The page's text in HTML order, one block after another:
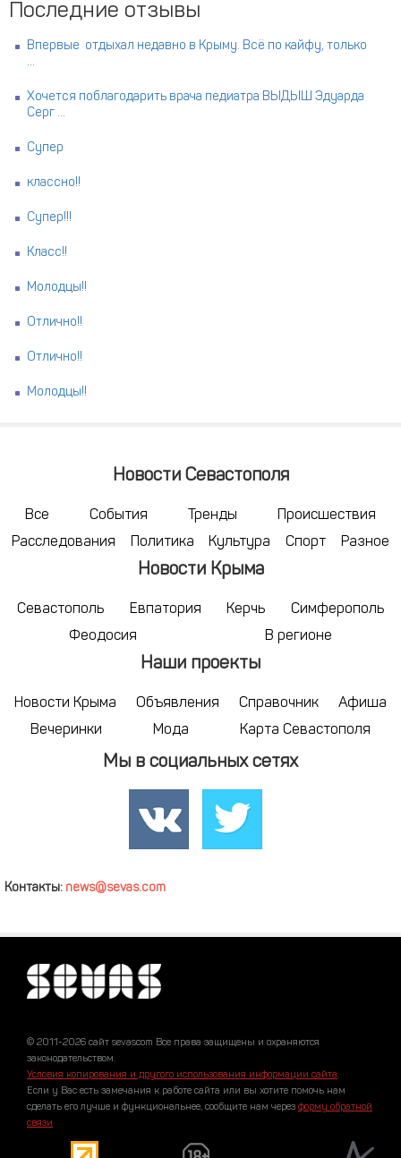
Последние отзывы
Впервые отдыхал недавно в Крыму. Всё по кайфу, только
...
Хочется поблагодарить врача педиатра ВЫДЫШ Эдуарда
Серг ...
Супер
классно!!
Супер!!!
Класс!!
Молодцы!!
Отлично!!
Отлично!!
Молодцы!!
Новости Севастополя
Все События Тренды
Происшествия
Расследования
Политика Культура Спорт Разное
Новости Крыма
Севастополь Евпатория Керчь
Симферополь
Феодосия
В регионе
Наши проекты
Новости Крыма Объявления Справочник
Афиша
Вечеринки
Мода Карта Севастополя
Мы в социальных сетях
Контакты: news@sevas.com
© 2011-2026 сайт sevascom Все права защищены и охраняются
законодательством.
Условия копирования и другого использования информации сайта.
Если у Вас есть замечания к работе сайта или вы хотите помочь нам
сделать его лучше и функциональнее, сообщите нам через форму обратной
связи